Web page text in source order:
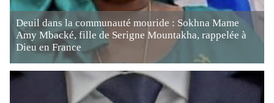
Deuil dans la communauté mouride : Sokhna Mame
Amy Mbacké, fille de Serigne Mountakha, rappelée à
Dieu en France